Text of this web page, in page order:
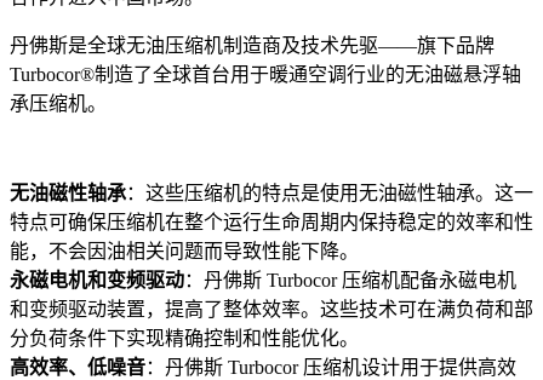
丹佛斯是全球无油压缩机制造商及技术先驱——旗下品牌
Turbocor®制造了全球首台用于暖通空调行业的无油磁悬浮轴
承压缩机。
无油磁性轴承：这些压缩机的特点是使用无油磁性轴承。这一
特点可确保压缩机在整个运行生命周期内保持稳定的效率和性
能，不会因油相关问题而导致性能下降。
永磁电机和变频驱动：丹佛斯 Turbocor 压缩机配备永磁电机
和变频驱动装置，提高了整体效率。这些技术可在满负荷和部
分负荷条件下实现精确控制和性能优化。
高效率、低噪音：丹佛斯 Turbocor 压缩机设计用于提供高效